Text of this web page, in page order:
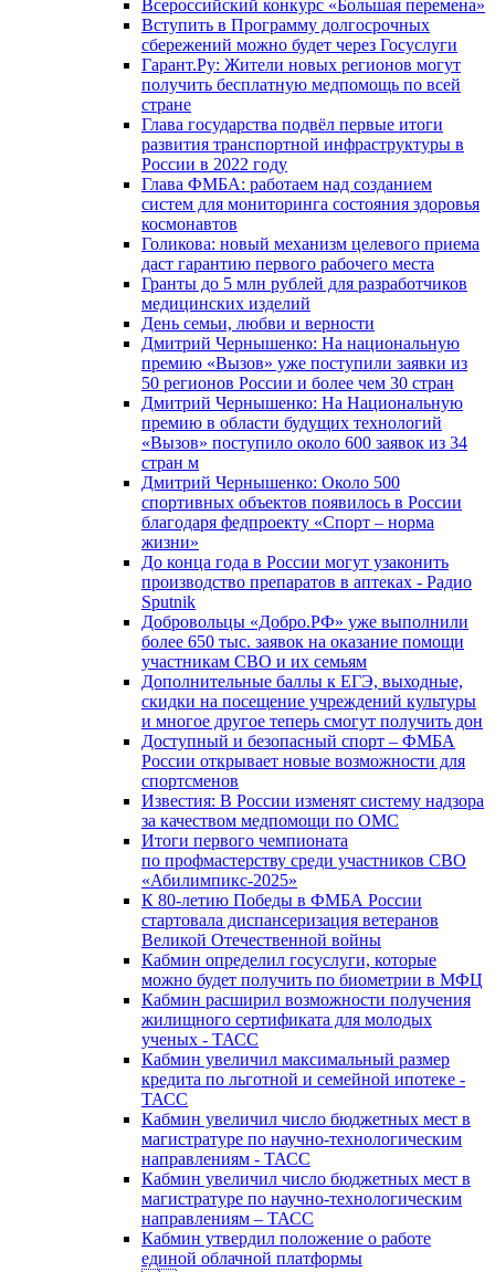
Всероссийский конкурс «Большая перемена»
Вступить в Программу долгосрочных
сбережений можно будет через Госуслуги
Гарант.Ру: Жители новых регионов могут
получить бесплатную медпомощь по всей
стране
Глава государства подвёл первые итоги
развития транспортной инфраструктуры в
России в 2022 году
Глава ФМБА: работаем над созданием
систем для мониторинга состояния здоровья
космонавтов
Голикова: новый механизм целевого приема
даст гарантию первого рабочего места
Гранты до 5 млн рублей для разработчиков
медицинских изделий
День семьи, любви и верности
Дмитрий Чернышенко: На национальную
премию «Вызов» уже поступили заявки из
50 регионов России и более чем 30 стран
Дмитрий Чернышенко: На Национальную
премию в области будущих технологий
«Вызов» поступило около 600 заявок из 34
стран м
Дмитрий Чернышенко: Около 500
спортивных объектов появилось в России
благодаря федпроекту «Спорт – норма
жизни»
До конца года в России могут узаконить
производство препаратов в аптеках - Радио
Sputnik
Добровольцы «Добро.РФ» уже выполнили
более 650 тыс. заявок на оказание помощи
участникам СВО и их семьям
Дополнительные баллы к ЕГЭ, выходные,
скидки на посещение учреждений культуры
и многое другое теперь смогут получить дон
Доступный и безопасный спорт – ФМБА
России открывает новые возможности для
спортсменов
Известия: В России изменят систему надзора
за качеством медпомощи по ОМС
Итоги первого чемпионата
по профмастерству среди участников СВО
«Абилимпикс-2025»
К 80-летию Победы в ФМБА России
стартовала диспансеризация ветеранов
Великой Отечественной войны
Кабмин определил госуслуги, которые
можно будет получить по биометрии в МФЦ
Кабмин расширил возможности получения
жилищного сертификата для молодых
ученых - ТАСС
Кабмин увеличил максимальный размер
кредита по льготной и семейной ипотеке -
ТАСС
Кабмин увеличил число бюджетных мест в
магистратуре по научно-технологическим
направлениям - ТАСС
Кабмин увеличил число бюджетных мест в
магистратуре по научно-технологическим
направлениям – ТАСС
Кабмин утвердил положение о работе
единой облачной платформы